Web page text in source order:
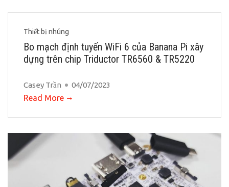
Thiết bị nhúng
Bo mạch định tuyến WiFi 6 của Banana Pi xây
dựng trên chip Triductor TR6560 & TR5220
Casey Trần 04/07/2023
Read More